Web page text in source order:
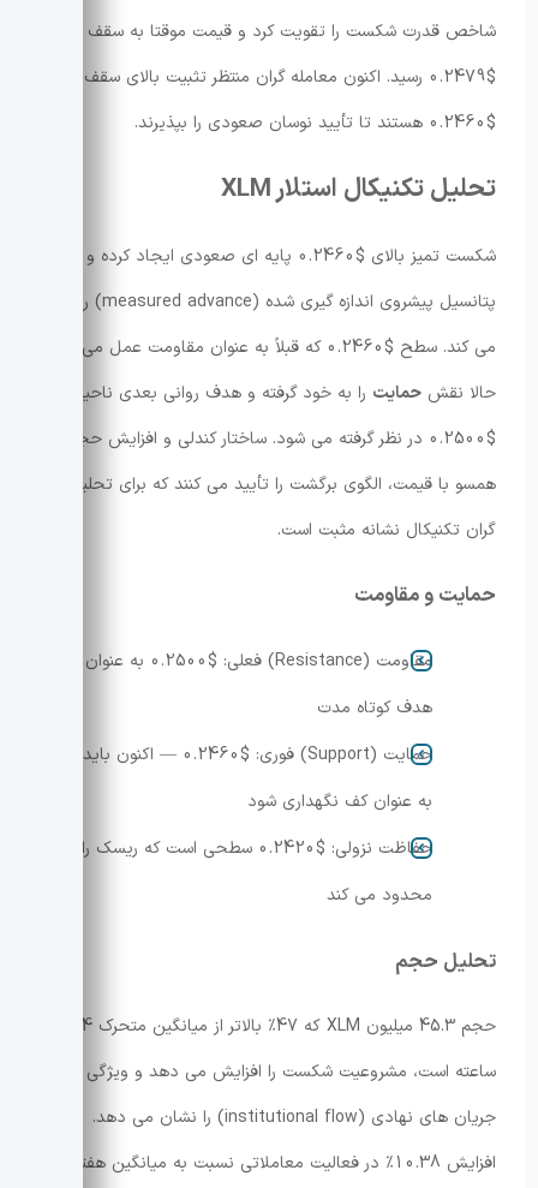
شاخص قدرت شکست را تقویت کرد و قیمت موقتا به سقف جلسه
$0.2479 رسید. اکنون معامله گران منتظر تثبیت بالای سقف سابق
$0.2460 هستند تا تأیید نوسان صعودی را بپذیرند.
تحلیل تکنیکال استلار XLM
شکست تمیز بالای $0.2460 پایه ای صعودی ایجاد کرده و
پتانسیل پیشروی اندازه گیری شده (measured advance) را باز
می کند. سطح $0.2460 که قبلاً به عنوان مقاومت عمل می کرد
حالا نقش حمایت را به خود گرفته و هدف روانی بعدی ناحیه
$0.2500 در نظر گرفته می شود. ساختار کندلی و افزایش حجم
همسو با قیمت، الگوی برگشت را تأیید می کنند که برای تحلیل
گران تکنیکال نشانه مثبت است.
حمایت و مقاومت
مقاومت (Resistance) فعلی: $0.2500 به عنوان
هدف کوتاه مدت
حمایت (Support) فوری: $0.2460 — اکنون باید
به عنوان کف نگهداری شود
حفاظت نزولی: $0.2420 سطحی است که ریسک را
محدود می کند
تحلیل حجم
حجم 45.3 میلیون XLM که 47٪ بالاتر از میانگین متحرک 24
ساعته است، مشروعیت شکست را افزایش می دهد و ویژگی های
جریان های نهادی (institutional flow) را نشان می دهد.
افزایش 10.38٪ در فعالیت معاملاتی نسبت به میانگین هفتگی